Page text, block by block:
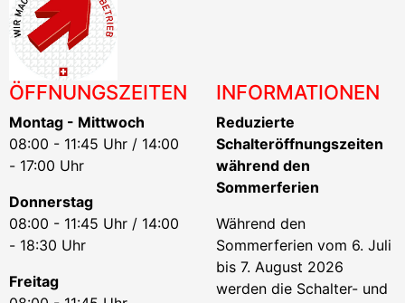
ÖFFNUNGSZEITEN
Montag - Mittwoch
08:00 - 11:45 Uhr / 14:00
- 17:00 Uhr
Donnerstag
08:00 - 11:45 Uhr / 14:00
- 18:30 Uhr
Freitag
INFORMATIONEN
Reduzierte
Schalteröffnungszeiten
während den
Sommerferien
Während den
Sommerferien vom 6. Juli
bis 7. August 2026
werden die Schalter- und